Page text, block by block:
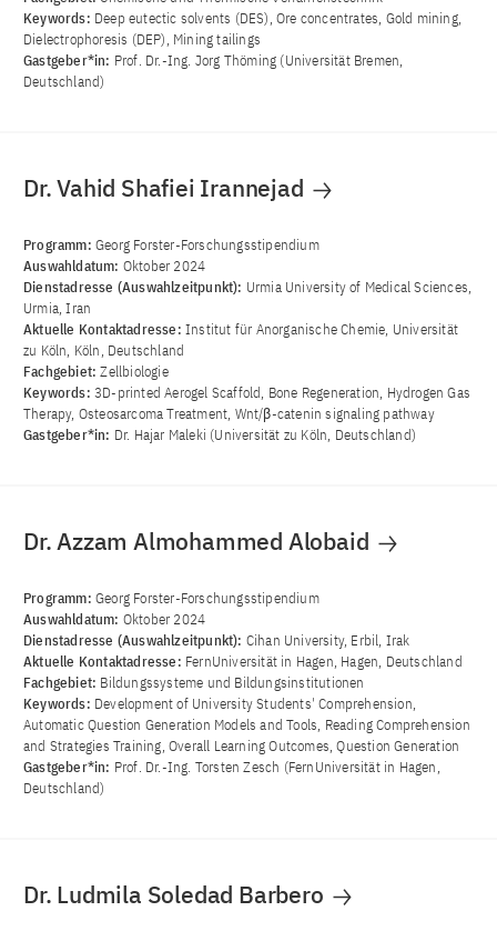
Keywords: Deep eutectic solvents (DES), Ore concentrates, Gold mining,
Dielectrophoresis (DEP), Mining tailings
Gastgeber*in: Prof. Dr.-Ing. Jorg Thöming (Universität Bremen,
Deutschland)
Dr. Vahid Shafiei Irannejad
Programm: Georg Forster-Forschungsstipendium
Auswahldatum: Oktober 2024
Dienstadresse (Auswahlzeitpunkt): Urmia University of Medical Sciences,
Urmia, Iran
Aktuelle Kontaktadresse: Institut für Anorganische Chemie, Universität
zu Köln, Köln, Deutschland
Fachgebiet:Zellbiologie
Keywords: 3D-printed Aerogel Scaffold, Bone Regeneration, Hydrogen Gas
Therapy, Osteosarcoma Treatment, Wnt/β-catenin signaling pathway
Gastgeber*in: Dr. Hajar Maleki (Universität zu Köln, Deutschland)
Dr. Azzam Almohammed Alobaid
Programm: Georg Forster-Forschungsstipendium
Auswahldatum: Oktober 2024
Dienstadresse (Auswahlzeitpunkt): Cihan University, Erbil, Irak
Aktuelle Kontaktadresse: FernUniversität in Hagen, Hagen, Deutschland
Fachgebiet: Bildungssysteme und Bildungsinstitutionen
Keywords: Development of University Students' Comprehension,
Automatic Question Generation Models and Tools, Reading Comprehension
and Strategies Training, Overall Learning Outcomes, Question Generation
Gastgeber*in: Prof. Dr.-Ing. Torsten Zesch (FernUniversität in Hagen,
Deutschland)
Dr. Ludmila Soledad Barbero